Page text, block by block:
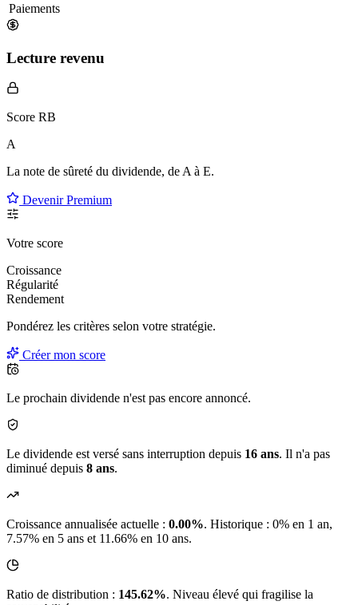
Paiements
Lecture revenu
Score RB
A
La note de sûreté du dividende, de A à E.
Devenir Premium
Votre score
Croissance
Régularité
Rendement
Pondérez les critères selon votre stratégie.
Créer mon score
Le prochain dividende n'est pas encore annoncé.
Le dividende est versé sans interruption depuis 16 ans. Il n'a pas
diminué depuis 8 ans.
Croissance annualisée actuelle : 0.00%. Historique : 0% en 1 an,
7.57% en 5 ans et 11.66% en 10 ans.
Ratio de distribution : 145.62%. Niveau élevé qui fragilise la